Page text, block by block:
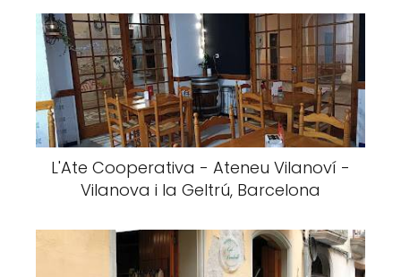
L'Ate Cooperativa - Ateneu Vilanoví -
Vilanova i la Geltrú, Barcelona